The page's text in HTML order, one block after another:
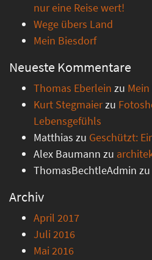
nur eine Reise wert!
Wege übers Land
Mein Biesdorf
Neueste Kommentare
Thomas Eberlein zu
Kurt Stegmaierzu
Lebensgefühls
Matthias zu Geschützt:
Alex Baumann zu
ThomasBechtleAdmin zu
Archiv
April 2017
Juli 2016
Mai 2016